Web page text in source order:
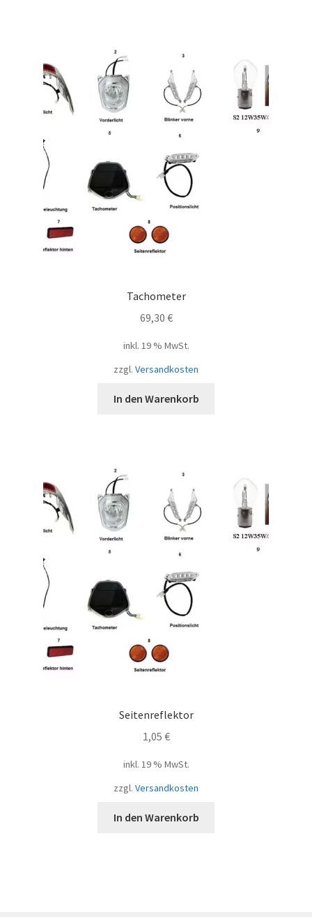
Tachometer
69,30 €
inkl. 19 % MwSt.
zzgl. Versandkosten
In den Warenkorb
Seitenreflektor
1,05 €
inkl. 19 % MwSt.
zzgl. Versandkosten
In den Warenkorb